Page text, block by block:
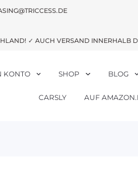
✓ AUCH VERSAND INNERHALB
KONTO SHOP BLOG
CARSLY AUF